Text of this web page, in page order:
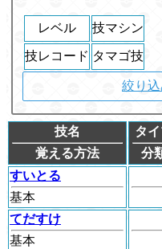
レベル 技マシン
技レコード タマゴ技
絞り
技名
覚える方法
タ
分
すいとる
基本
てだすけ
基本